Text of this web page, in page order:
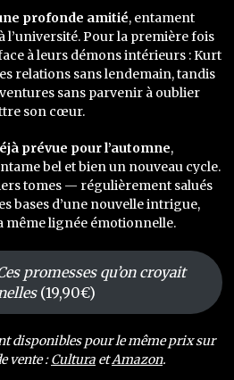
profonde amitié, entament
l’université. Pour la première fois
à leurs démons intérieurs : Kurt
relations sans lendemain, tandis
sans parvenir à oublier
son cœur.
prévue pour l’automne,
bel et bien un nouveau cycle.
tomes — régulièrement salués
bases d’une nouvelle intrigue,
même lignée émotionnelle.
promesses qu’on croyait
(19,90€)
disponibles pour le même prix sur
vente :CulturaetAmazon.